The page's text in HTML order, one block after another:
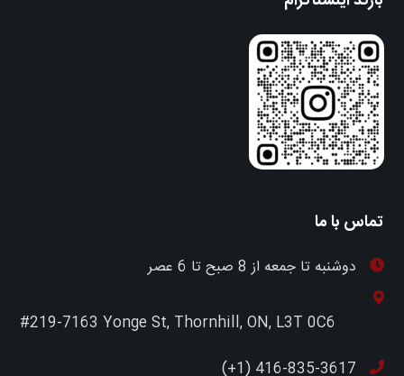
تماس با ما
دوشنبه تا جمعه از 8 صبح تا 6 عصر
#219-7163 Yonge St, Thornhill, ON, L3T 0C6
416-835-3617 (1+)